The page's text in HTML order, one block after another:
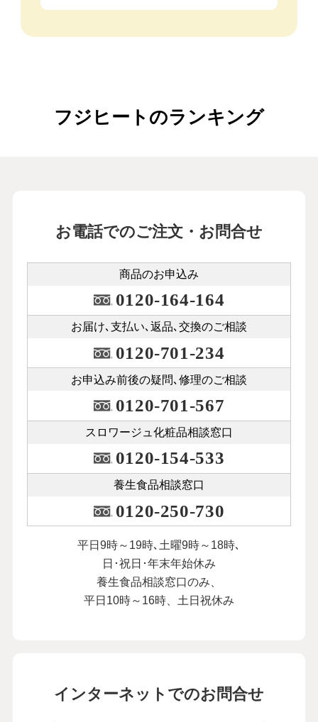
フジヒートのランキング
お電話でのご注文・お問合せ
商品のお申込み
0120-164-164
お届け､支払い､ 返品､交換のご相談
0120-701-234
お申込み前後の疑問､修理のご相談
0120-701-567
スロワージュ化粧品相談窓口
0120-154-533
養生食品相談窓口
0120-250-730
平日9時～19時､土曜9時～18時､
日･祝日･年末年始休み
養生食品相談窓口のみ、
平日10時～16時、土日祝休み
インターネットでのお問合せ